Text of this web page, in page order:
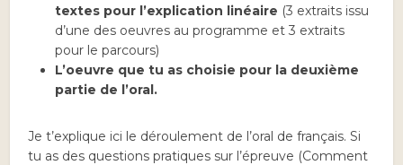
textes pour l’explication linéaire (3 extraits issu
d’une des oeuvres au programme et 3 extraits
pour le parcours)
L’oeuvre que tu as choisie pour la deuxième
partie de l’oral.
Je t’explique ici le déroulement de l’oral de français. Si
tu as des questions pratiques sur l’épreuve (Comment